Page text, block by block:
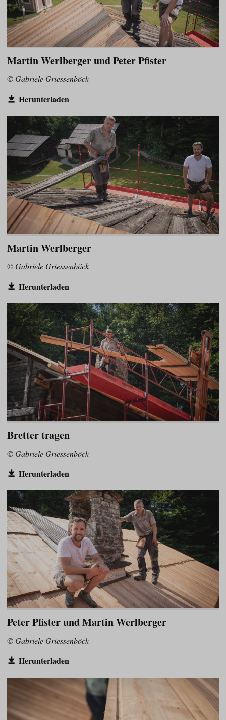
Martin Werlberger und Peter Pfister
© Gabriele Griessenböck
Herunterladen
Martin Werlberger
© Gabriele Griessenböck
Herunterladen
Bretter tragen
© Gabriele Griessenböck
Herunterladen
Peter Pfister und Martin Werlberger
© Gabriele Griessenböck
Herunterladen